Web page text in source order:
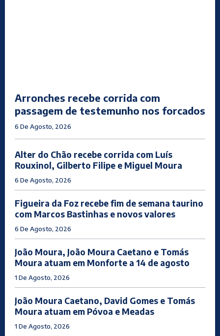
Arronches recebe corrida com
passagem de testemunho nos forcados
6 De Agosto, 2026
Alter do Chão recebe corrida com Luís
Rouxinol, Gilberto Filipe e Miguel Moura
6 De Agosto, 2026
Figueira da Foz recebe fim de semana taurino
com Marcos Bastinhas e novos valores
6 De Agosto, 2026
João Moura, João Moura Caetano e Tomás
Moura atuam em Monforte a 14 de agosto
1 De Agosto, 2026
João Moura Caetano, David Gomes e Tomás
Moura atuam em Póvoa e Meadas
1 De Agosto, 2026